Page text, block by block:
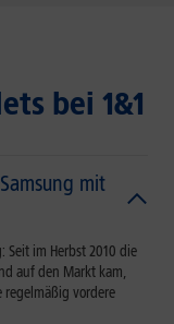
bei 1&1
mit
Seit im Herbst 2010 die
auf den Markt kam,
regelmäßig vordere